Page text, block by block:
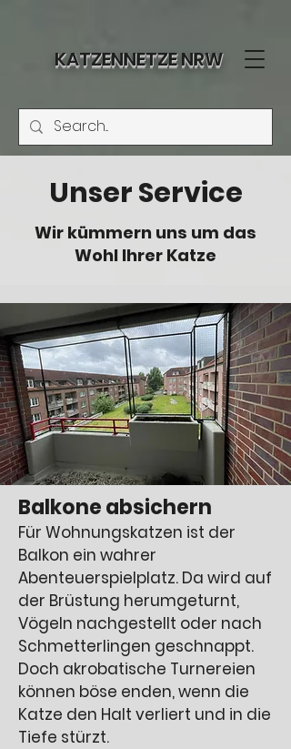
KATZENNETZE NRW
Unser Service
Wir kümmern uns um das
Wohl Ihrer Katze
Balkone absichern
Für Wohnungskatzen ist der
Balkon ein wahrer
Abenteuerspielplatz. Da wird auf
der Brüstung herumgeturnt,
Vögeln nachgestellt oder nach
Schmetterlingen geschnappt.
Doch akrobatische Turnereien
können böse enden, wenn die
Katze den Halt verliert und in die
Tiefe stürzt.